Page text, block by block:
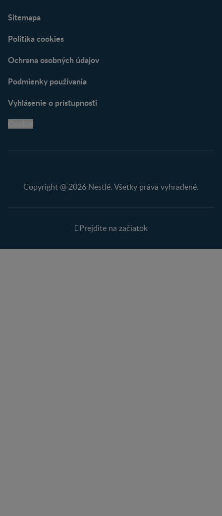
Sitemapa
Politika cookies
Ochrana osobných údajov
Podmienky používania
Vyhlásenie o prístupnosti
Copyright @ 2026 Nestlé. Všetky práva vyhradené.
Prejdite na začiatok